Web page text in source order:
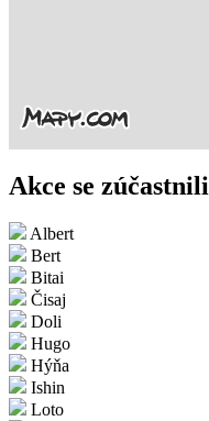
Akce se zúčastnili
Albert
Bert
Bitai
Čisaj
Doli
Hugo
Hýňa
Ishin
Loto